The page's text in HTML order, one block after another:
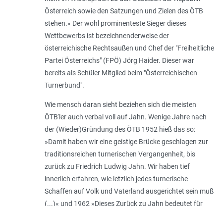
Österreich sowie den Satzungen und Zielen des ÖTB
stehen.« Der wohl prominenteste Sieger dieses
Wettbewerbs ist bezeichnenderweise der
österreichische Rechtsaußen und Chef der "Freiheitliche
Partei Österreichs" (FPÖ) Jörg Haider. Dieser war
bereits als Schüler Mitglied beim "Österreichischen
Turnerbund".
Wie mensch daran sieht beziehen sich die meisten
ÖTB'ler auch verbal voll auf Jahn. Wenige Jahre nach
der (Wieder)Gründung des ÖTB 1952 hieß das so:
»Damit haben wir eine geistige Brücke geschlagen zur
traditionsreichen turnerischen Vergangenheit, bis
zurück zu Friedrich Ludwig Jahn. Wir haben tief
innerlich erfahren, wie letzlich jedes turnerische
Schaffen auf Volk und Vaterland ausgerichtet sein muß
(...)« und 1962 »Dieses Zurück zu Jahn bedeutet für